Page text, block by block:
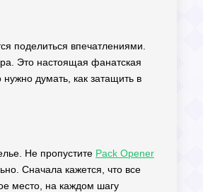
поделиться впечатлениями.
Это настоящая фанатская
думать, как затащить в
Не пропустите Pack Opener
Сначала кажется, что все
место, на каждом шагу